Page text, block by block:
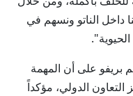
داخل الناتو ونسهم في
بريفو على أن المهمة
الدولي، مؤكداً